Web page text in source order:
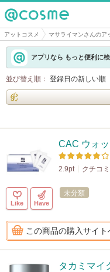
@cosme
アットコスメ マサライマンさんのア
アプリなら もっと便利に
並び替え順： 登録日の新しい順
CAC ウォ
2.9pt クチコ
Like Have
未分類
この商品の購入サイト
タカミマイ